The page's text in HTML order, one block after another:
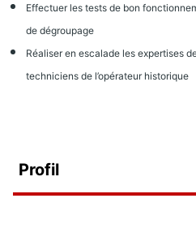
Effectuer les tests de bon
de dégroupage
Réaliser en escalade les expertises
techniciens de l’opérateur historique
Profil